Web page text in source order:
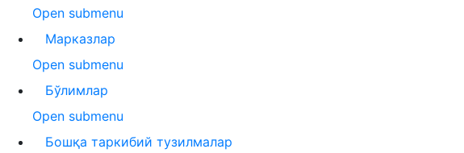
Open submenu
Марказлар
Open submenu
Бўлимлар
Open submenu
Бошқа таркибий тузилмалар